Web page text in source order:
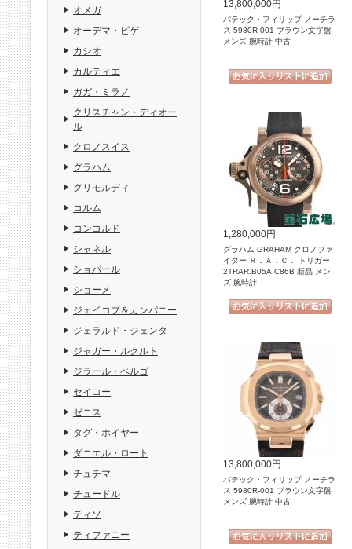
13,800,000円
パテック・フィリップ ノーチラ
ス 5980R-001 ブラウン文字盤
メンズ 腕時計 中古
1,280,000円
グラハム GRAHAM クロノファ
イター Ｒ．Ａ．Ｃ． トリガー
2TRAR.B05A.C86B 新品 メン
ズ 腕時計
13,800,000円
パテック・フィリップ ノーチラ
ス 5980R-001 ブラウン文字盤
メンズ 腕時計 中古
オメガ
オーデマ・ピゲ
カシオ
カルティエ
ガガ・ミラノ
クリスチャン・ディオー
ル
クロノスイス
グラハム
グリモルディ
コルム
コンコルド
シャネル
ショパール
ショーメ
ジェイコブ＆カンパニー
ジェラルド・ジェンタ
ジャガー・ルクルト
ジラール・ペルゴ
セイコー
ゼニス
タグ・ホイヤー
ダニエル・ロート
チュチマ
チュードル
ティソ
ティファニー